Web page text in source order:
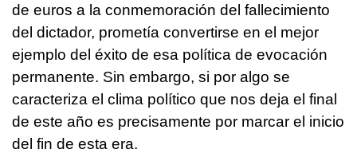
de euros a la conmemoración del fallecimiento
del dictador, prometía convertirse en el mejor
ejemplo del éxito de esa política de evocación
permanente. Sin embargo, si por algo se
caracteriza el clima político que nos deja el final
de este año es precisamente por marcar el inicio
del fin de esta era.